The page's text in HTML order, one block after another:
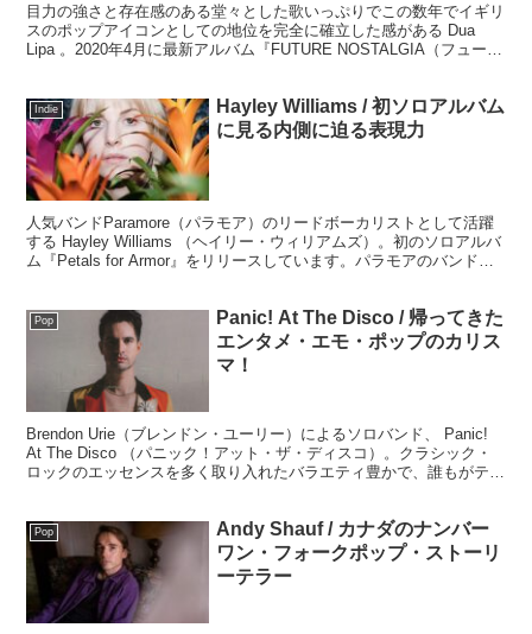
目力の強さと存在感のある堂々とした歌いっぷりでこの数年でイギリ
スのポップアイコンとしての地位を完全に確立した感がある Dua
Lipa 。2020年4月に最新アルバム『FUTURE NOSTALGIA（フューチ
Indie
Hayley Williams / 初ソロアルバム
に見る内側に迫る表現力
人気バンドParamore（パラモア）のリードボーカリストとして活躍
する Hayley Williams （ヘイリー・ウィリアムズ）。初のソロアルバ
ム『Petals for Armor』をリリースしています。パラモアのバンドサ
Pop
Panic! At The Disco / 帰ってきた
エンタメ・エモ・ポップのカリス
マ！
Brendon Urie（ブレンドン・ユーリー）によるソロバンド、 Panic!
At The Disco （パニック！アット・ザ・ディスコ）。クラシック・
ロックのエッセンスを多く取り入れたバラエティ豊かで、誰もがテン
Pop
Andy Shauf / カナダのナンバー
ワン・フォークポップ・ストーリ
ーテラー